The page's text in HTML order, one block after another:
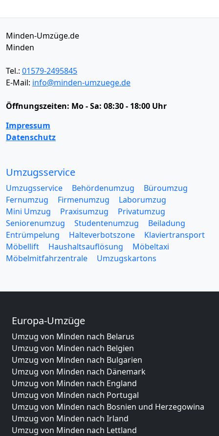
Minden-Umzüge.de
Minden
Tel.: 01579-2495845
E-Mail: info@minden-umzuege.de
Öffnungszeiten: Mo - Sa: 08:30 - 18:00 Uhr
Impressum
Datenschutz
Umzugsservice
Umzugsservice Behördenumzug
Büroumzug
Fernumzug
Firmenumzug
Laborumzug
Mini Umzug
Praxisumzug
Privatumzug
Seniorenumzug
Studentenumzug
Beiladung
Entrümpelung
Halteverbotszone
Klaviertransport
Möbellift
Haushaltsauflösung
Möbeltaxi
Möbelmitfahrzentrale
Umzugskartons
Europa-Umzüge
Umzug von Minden nach Belarus
Umzug von Minden nach Belgien
Umzug von Minden nach Bulgarien
Umzug von Minden nach Dänemark
Umzug von Minden nach England
Umzug von Minden nach Portugal
Umzug von Minden nach Bosnien und Herzegowina
Umzug von Minden nach Irland
Umzug von Minden nach Lettland